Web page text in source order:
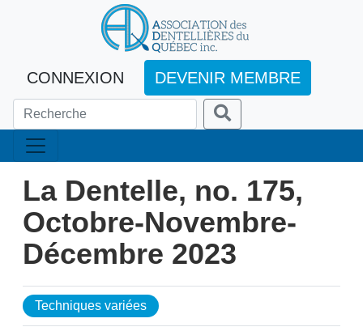
CONNEXION DEVENIR MEMBRE
La Dentelle, no. 175,
Octobre-Novembre-
Décembre 2023
Techniques variées